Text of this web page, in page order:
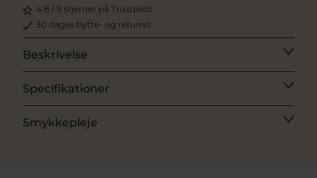
4,8 / 5 stjerner på Trustpilot
30 dages bytte- og returret
Beskrivelse
Specifikationer
Smykkepleje